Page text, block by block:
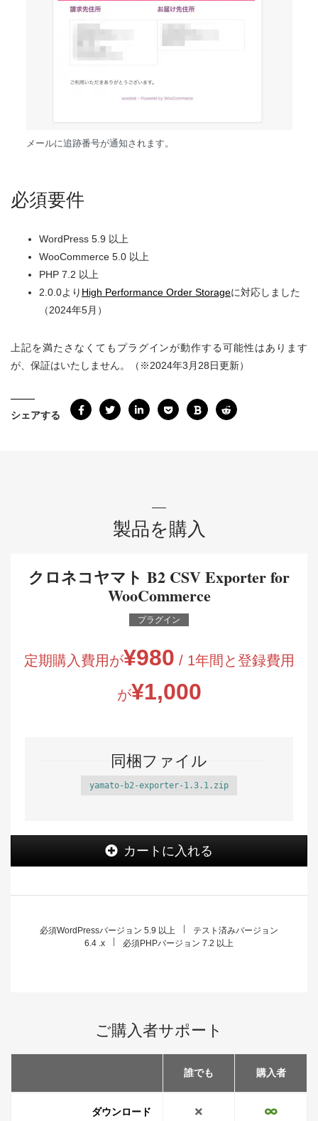
メールに追跡番号が通知されます。
必須要件
WordPress 5.9 以上
WooCommerce 5.0 以上
PHP 7.2 以上
2.0.0より High Performance Order Storageに対応しました
（2024年5月）
上記を満たさなくてもプラグインが動作する可能性はあります
が、保証はいたしません。（※2024年3月28日更新）
シェアする
製品を購入
クロネコヤマト B2 CSV Exporter for
WooCommerce
プラグイン
定期購入費用が¥980 / 1年間と登録費用
が¥1,000
同梱ファイル
yamato-b2-exporter-1.3.1.zip
カートに入れる
必須WordPressバージョン 5.9 以上
テスト済みバージョン
6.4 .x
必須PHPバージョン 7.2 以上
ご購入者サポート
誰でも 購入者
ダウンロード